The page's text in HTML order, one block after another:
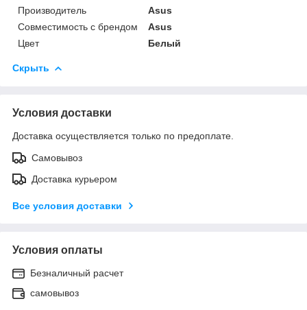
Производитель
Asus
Совместимость с брендом
Asus
Цвет
Белый
Скрыть
Условия доставки
Доставка осуществляется только по предоплате.
Самовывоз
Доставка курьером
Все условия доставки
Условия оплаты
Безналичный расчет
самовывоз